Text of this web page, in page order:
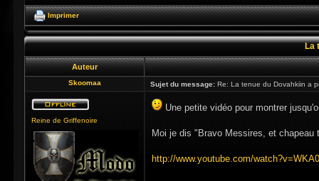
Imprimer
La
Auteur
Skoomaa Sujet du message: Re: La tenue du Dovahkiin a
Reine de Griffenoire
Une petite vidéo pour montrer
Moi je dis "Bravo Messires, et
http://www.youtube.com/